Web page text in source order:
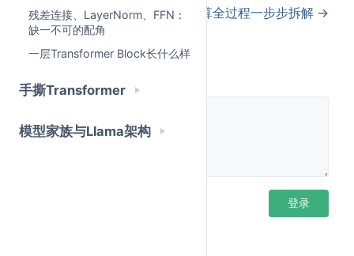
残差连接、LayerNorm、FFN：
缺一不可的配角
一层Transformer Block长什么样
手撕Transformer
模型家族与Llama架构
章依旧不涉及复杂公式，给大家形象介绍下它们的用
途。
Query（Q）：当前Token会问所有Token一个问题：
比如这句话：
远方走来的是一位身穿白裙婀娜多姿面带微笑的少
这句话中，“身穿白裙”“婀娜多姿”“面带微笑”“少”等词对
于“女”的语义影响是很大的，而“的”“是”等词就显得没
Attention计算全过程一步步拆解 →
登录